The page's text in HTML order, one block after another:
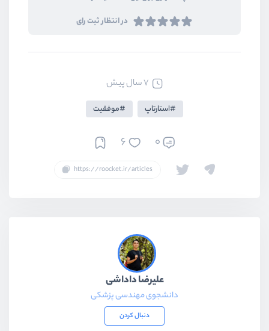
در انتظار ثبت رای
7 سال پیش
استارتاپ موفقیت
0
6
علیرضا داداشی
دانشجوی مهندسی پزشکی
دنبال کردن